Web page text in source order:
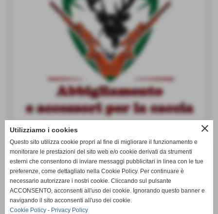
LUBRIFICANTI DINOIL
(6)
close
Utilizziamo i cookies
Questo sito utilizza cookie propri al fine di migliorare il funzionamento e
monitorare le prestazioni del sito web e/o cookie derivati da strumenti
esterni che consentono di inviare messaggi pubblicitari in linea con le tue
preferenze, come dettagliato nella Cookie Policy. Per continuare è
necessario autorizzare i nostri cookie. Cliccando sul pulsante
ACCONSENTO, acconsenti all'uso dei cookie. Ignorando questo banner e
navigando il sito acconsenti all'uso dei cookie.
Cookie Policy - Privacy Policy